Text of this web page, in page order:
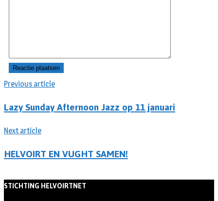
Previous article
Lazy Sunday Afternoon Jazz op 11 januari
Next article
HELVOIRT EN VUGHT SAMEN!
STICHTING HELVOIRTNET